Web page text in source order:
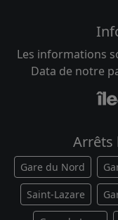
Les informations
Data de notre
Arrêts
Gare du Nord
Saint-Lazare